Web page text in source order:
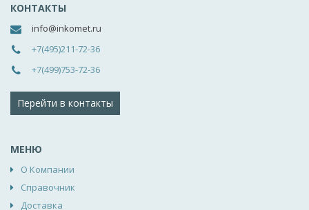
КОНТАКТЫ
info@inkomet.ru
+7(495)211-72-36
+7(499)753-72-36
Перейти в контакты
МЕНЮ
О Компании
Справочник
Доставка